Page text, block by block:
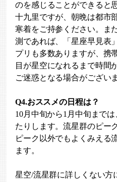
のを感じることができると
十九里ですが、朝晩は都市
寒着をご持参ください。ま
測であれば、「星座早見表
プリも多数ありますが、携
目が星空になれるまで時間
ご迷惑となる場合がござい
Q4.おススメの日程は？
10月中旬から1月中旬まで
たりします。流星群のピー
ピーク以外でもよくみえる
ます。
星空/流星群に詳しくない方